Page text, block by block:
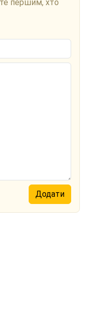
першим, хто